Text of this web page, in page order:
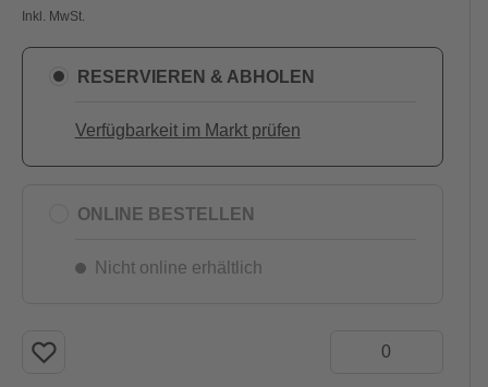
Inkl. MwSt.
RESERVIEREN & ABHOLEN
Verfügbarkeit im Markt prüfen
ONLINE BESTELLEN
Nicht online erhältlich